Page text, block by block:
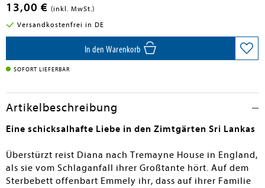
13,00 € (inkl. MwSt.)
Versandkostenfrei in DE
In den Warenkorb
SOFORT LIEFERBAR
Artikelbeschreibung
Eine schicksalhafte Liebe in den Zimtgärten Sri Lankas
Überstürzt reist Diana nach Tremayne House in England,
als sie vom Schlaganfall ihrer Großtante hört. Auf dem
Sterbebett offenbart Emmely ihr, dass auf ihrer Familie